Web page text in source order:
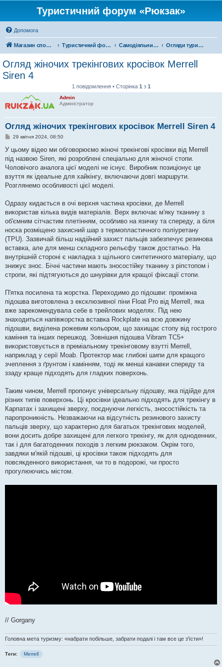
Туристичний форум «Рюкзак»
Допомога
Магазин спорядження Туристичний форум «Рюкзак» Самодіяльний туризм Огляди туристичного спорядження
Огляд жіночих трекінгових кросівок Merrell
Siren 4
1 повідомлення • Сторінка 1 з 1
Admin
Адміністратор
Огляд жіночих трекінгових кросівок Merrell Siren 4
П
в
д
о
л
е
я
29 квітня 2024, 08:50
У цьому відео ми обговорюємо жіночі трекінгові кросівки від Merrell
під назвою Siren, які розроблені спеціально для жіночої стопи.
Чоловічого аналога цієї моделі не існує. Виробник позиціонує це
взуття як ідеальне для хайкінгу, включаючи довгі маршрути.
Розглянемо особливості цієї моделі.
Одразу кидається в очі верхня частина кросівки, де Merrell
використав кілька видів матеріалів. Верх включає м'яку тканину з
об'ємним сітчастим плетінням, особливо на язичку та спереду, а біля
носка розміщено захисний шар з термопластичного поліуретану
(TPU). Зазвичай більш надійний захист пальців забезпечує резинова
вставка, але для менш складного рельєфу також достатньо. На
внутрішній стороні є накладка з щільного синтетичного матеріалу, що
знижує знос. Бічні частини мають зносостійку тканину з ріпстопом і
стропи, які підтягуються до шнурівки для кращої фіксації стопи.
П'ятка посилена та жорстка. Переходимо до підошви: проміжна
підошва виготовлена з ексклюзивної піни Float Pro від Merrell, яка
вже зарекомендувала себе в трейлових моделях. Під нею
знаходиться напівжорстка вставка Rockplate на всю довжину
підошви, виділена рожевим кольором, що захищає стопу від гострого
каміння та інших перешкод. Зовнішня підошва Vibram TC5+
використовується в преміальному трекінговому взутті Merrell,
наприклад у серії Moab. Протектор має глибокі шипи для кращого
зчеплення з ґрунтом і камінням, тоді як менші канавки спереду та
ззаду краще підходять для гладких поверхонь.
Таким чином, Merrell пропонує універсальну підошву, яка підійде для
різних типів поверхонь. Ці кросівки ідеально підходять для трекінгу в
Карпатах і захищені зверху, поєднуючи легкість, зносостійкість та
паропроникність. Незважаючи на відсутність резинового захисту
пальців зверху, що характерно для багатьох трекінгових моделей,
вони досить добре захищені для легкого трекінгу, як для одноденних,
так і для багатоденних походів з легким рюкзаком. Окрім того,
завдяки м'якій підошві, ці кросівки також підходять для
повсякденного використання, чи то в подорожі, чи просто
прогулюючись містом.
// Gorgany
Головна мета туризму: «набрати побільше, забрати подалі і там все це з'їсти»!
Теги: Merrell